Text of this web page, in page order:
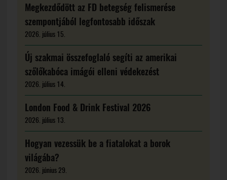
Megkezdődött az FD betegség felismerése
szempontjából legfontosabb időszak
2026. július 15.
Új szakmai összefoglaló segíti az amerikai
szőlőkabóca imágói elleni védekezést
2026. július 14.
London Food & Drink Festival 2026
2026. július 13.
Hogyan vezessük be a fiatalokat a borok
világába?
2026. június 29.